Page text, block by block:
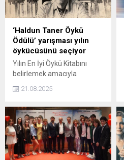
‘Haldun Taner Öykü
Ödülü’ yarışması yılın
öykücüsünü seçiyor
Yılın En İyi Öykü Kitabını
belirlemek amacıyla
Taner Öykü Ödülü yarışması,
öykücüsünü seçiyor. Milliyet
Gazetesi’nin düzenlediği
yarışma, 26 Eylül 2025
tarihine kadar başvuruları
kabul ediyor.
21.08.2025